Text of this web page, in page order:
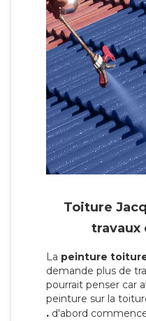
Toiture
travaux
La peinture
demande plus de
pourrait penser car
peinture sur la
. d'abord